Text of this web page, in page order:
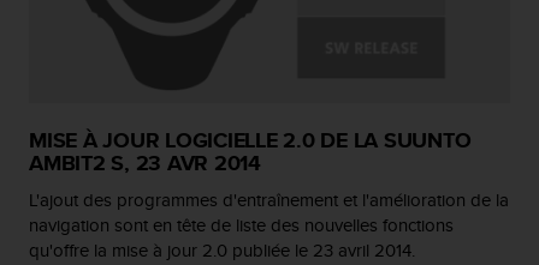
MISE À JOUR LOGICIELLE 2.0 DE LA SUUNTO
AMBIT2 S, 23 AVR 2014
L'ajout des programmes d'entraînement et l'amélioration de la
navigation sont en tête de liste des nouvelles fonctions
qu'offre la mise à jour 2.0 publiée le 23 avril 2014.